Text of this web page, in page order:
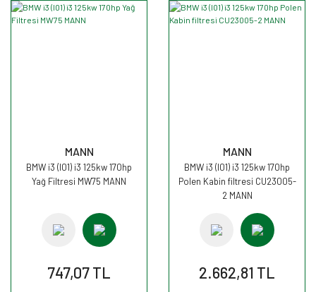
MANN
BMW i3 (I01) i3 125kw 170hp
Yağ Filtresi MW75 MANN
747,07 TL
MANN
BMW i3 (I01) i3 125kw 170hp
Polen Kabin filtresi CU23005-
2 MANN
2.662,81 TL